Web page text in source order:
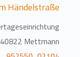
Händelstraße
Mettmann